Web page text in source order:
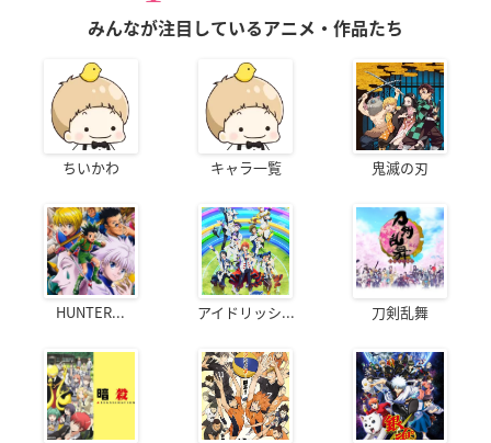
みんなが注目しているアニメ・作品たち
ちいかわ キャラ一覧 鬼滅の刃
HUNTER... アイドリッシ... 刀剣乱舞